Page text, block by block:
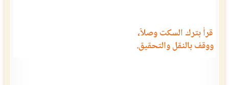
قرأ بترك السكت وصلاً،
ووقف بالنقل والتحقيق.